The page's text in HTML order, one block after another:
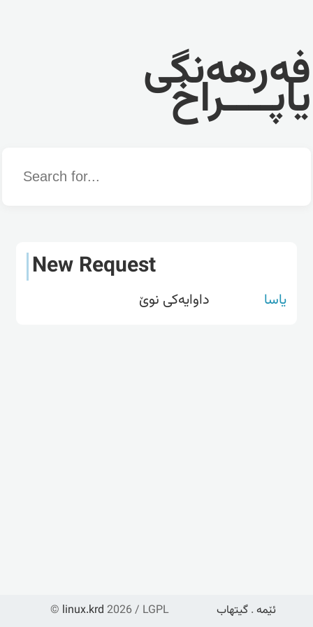
فەرهەنگی
یاپــــراخ
Word
New Request
یاسا داوایەکی نوێ
© linux.krd 2026 / LGPL ئێمە . گیتهاب